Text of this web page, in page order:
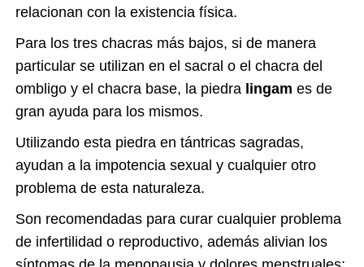
relacionan con la existencia física.
Para los tres chacras más bajos, si de manera
particular se utilizan en el sacral o el chacra del
ombligo y el chacra base, la piedra lingam es de
gran ayuda para los mismos.
Utilizando esta piedra en tántricas sagradas,
ayudan a la impotencia sexual y cualquier otro
problema de esta naturaleza.
Son recomendadas para curar cualquier problema
de infertilidad o reproductivo, además alivian los